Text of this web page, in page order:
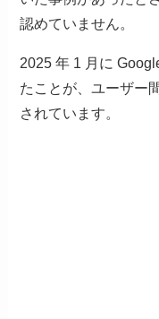
認めていません。
2025 年 1 月に
たことが、ユーザー
されています。